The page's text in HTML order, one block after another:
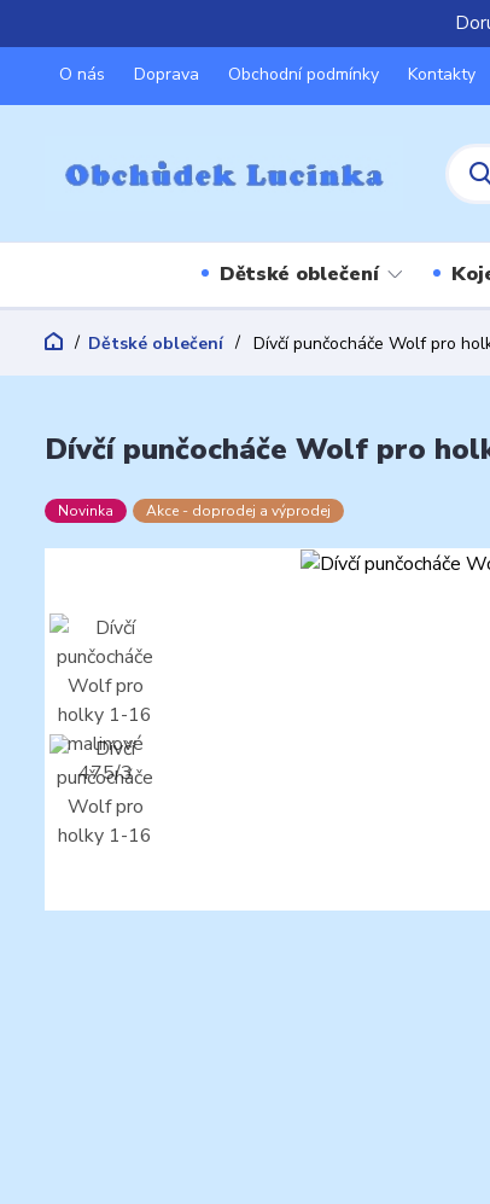
O nás Doprava Obchodní podmínky Kontakty
Dětské oblečení
Dětské oblečení Dívčí punčocháče Wolf pro
Dívčí punčocháče Wolf pro
Novinka Akce - doprodej a výprodej